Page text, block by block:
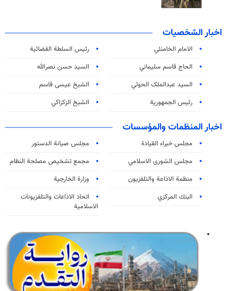
اخبار الشخصيات
الامام الخامنئي
رئیس السلطة القضائیة
الحاج قاسم سليماني
السيد حسن نصرالله
السید عبدالملک الحوثي
الشيخ عيسى قاسم
رئيس الجمهورية
الشيخ الزكزاكي
اخبار المنظمات والمؤسسات
مجلس خبراء القيادة
مجلس صيانة الدستور
مجلس الشورى الاسلامي
مجمع تشخيص مصلحة النظام
منظمة الاذاعة والتلفزیون
وزارة الخارجية
البنك المركزي
اتحاد الاذاعات والتلفزيونات
الاسلامية